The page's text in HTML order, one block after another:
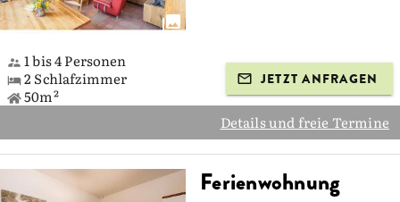
1 bis 4 Personen
2 Schlafzimmer
50m²
JETZT ANFRAGEN
Details und freie Termine
Ferienwohnung